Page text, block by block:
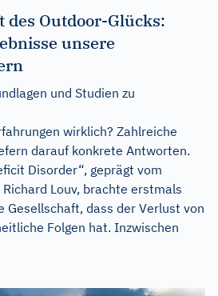
des Outdoor-Glücks:
unsere
und Studien zu
wirklich? Zahlreiche
darauf konkrete Antworten.
Disorder“, geprägt vom
Louv, brachte erstmals
Gesellschaft, dass der Verlust von
Folgen hat. Inzwischen